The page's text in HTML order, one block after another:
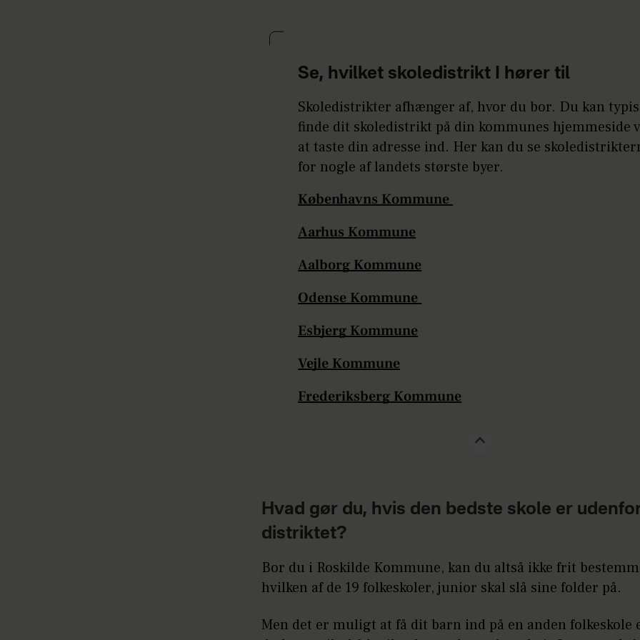
Se, hvilket skoledistrikt I hører til
Skoledistrikter afhænger af, hvor du bor. Du kan
finde dit skoledistrikt på din kommunes hjemmeside
at taste din adresse ind. Her kan du se
for nogle af landets største byer.
Københavns Kommune
Aarhus Kommune
Aalborg Kommune
Odense Kommune
Esbjerg Kommune
Vejle Kommune
Frederiksberg Kommune
Hvad gør du, hvis den bedste skole er
distriktet?
Bor du i Roskilde Kommune, kan du altså ikke frit
hvilken af de 19 folkeskoler, junior skal slå sine folder på.
Men det er muligt at få dit barn ind på en anden folkeskole